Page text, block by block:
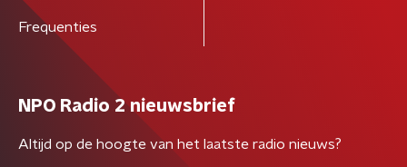
Frequenties
NPO Radio 2 nieuwsbrief
Altijd op de hoogte van het laatste radio nieuws?